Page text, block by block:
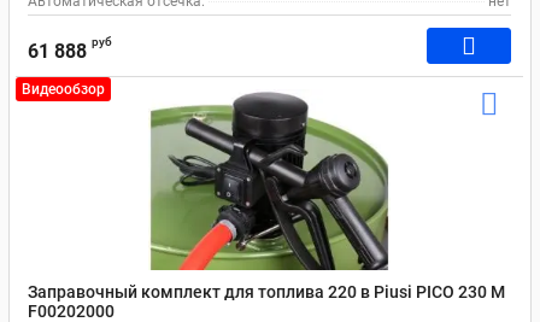
61 888 руб
Видеообзор
Заправочный комплект для топлива 220 в Piusi PICO 230 M
F00202000